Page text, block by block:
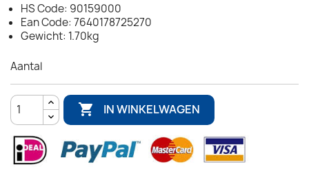
HS Code: 90159000
Ean Code: 7640178725270
Gewicht: 1.70kg
Aantal
 IN WINKELWAGEN